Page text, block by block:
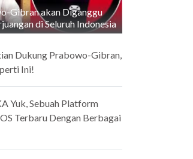
Gibran akan Diganggu
di Seluruh Indonesia
Dukung Prabowo-Gibran,
Ini!
Yuk, Sebuah Platform
Terbaru Dengan Berbagai